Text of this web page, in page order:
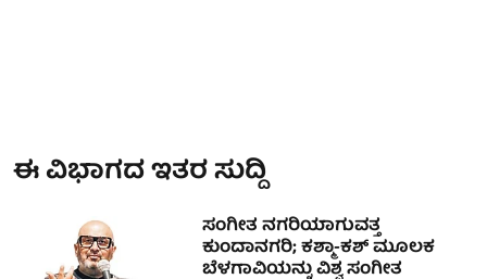
ಈ ವಿಭಾಗದ ಇತರ ಸುದ್ದಿ
ಸಂಗೀತ ನಗರಿಯಾಗುವತ್ತ
ಕುಂದಾನಗರಿ; ಕಶ್ಮಾ-ಕಶ್ ಮೂಲಕ
ಬೆಳಗಾವಿಯನ್ನು ವಿಶ್ವ ಸಂಗೀತ